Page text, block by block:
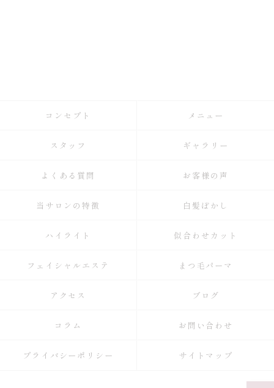
コンセプト メニュー
スタッフ ギャラリー
よくある質問 お客様の声
当サロンの特徴 白髪ぼかし
ハイライト 似合わせカット
フェイシャルエステ まつ毛パーマ
アクセス ブログ
コラム お問い合わせ
プライバシーポリシー サイトマップ